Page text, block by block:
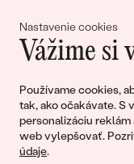
Nastavenie cookies
Vážime si
Používame cookies,
tak, ako očakávate. S
personalizáciu reklám
web vylepšovať.
údaje.
Pripojte sa k nám!